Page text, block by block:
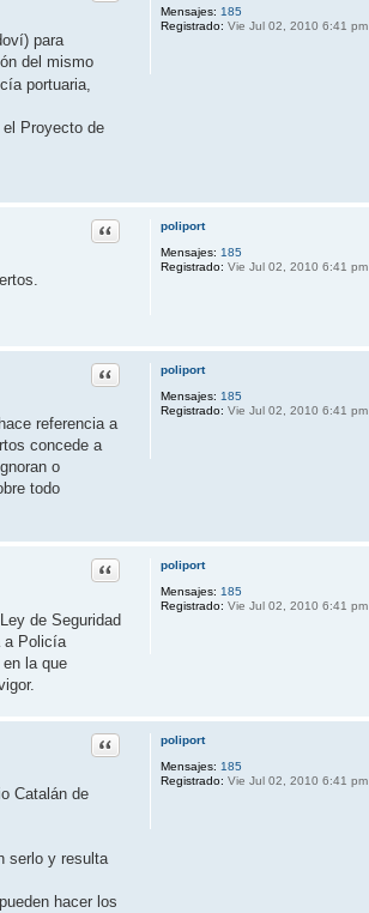
Mensajes: 185
Registrado: Vie Jul 02, 2010 6:41 pm
para
del mismo
portuaria,
Proyecto de
poliport
Mensajes: 185
Registrado: Vie Jul 02, 2010 6:41 pm
Citar
poliport
Mensajes: 185
Registrado: Vie Jul 02, 2010 6:41 pm
Citar
referencia a
concede a
o
todo
poliport
Mensajes: 185
Registrado: Vie Jul 02, 2010 6:41 pm
Citar
de Seguridad
a Policía
la que
poliport
Mensajes: 185
Registrado: Vie Jul 02, 2010 6:41 pm
Citar
Catalán de
serlo y resulta
hacer los